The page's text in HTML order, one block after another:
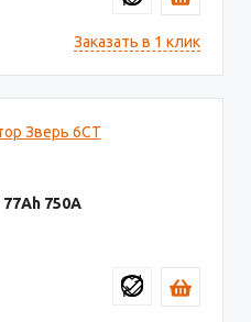
Заказать в 1 клик
77 750